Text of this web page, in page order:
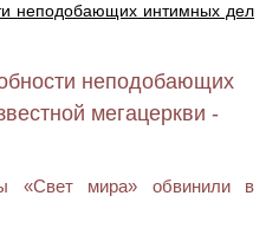
неподобающих интимных дел
неподобающих
мегацеркви -
«Свет мира» обвинили в